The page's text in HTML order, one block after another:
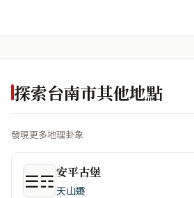
探索台南市其他地點
發現更多地理卦象
☰☶安平古堡
天山遯